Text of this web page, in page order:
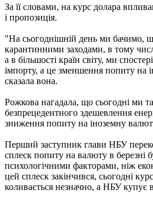
За її словами, на курс долара
і пропозиція.
"На сьогоднішній день ми бачимо,
карантинними заходами, в тому
а в більшості країн світу, ми
імпорту, а це зменшення попиту на
сказала вона.
Рожкова нагадала, що сьогодні ми
безпрецедентного здешевлення
зниження попиту на іноземну
Перший заступник глави НБУ
сплеск попиту на валюту в березні
психологічними факторами, ніж
цей сплеск закінчився, сьогодні
коливається незначно, а НБУ купує